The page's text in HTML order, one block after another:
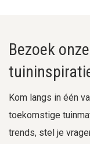
Bezoek
Kom langs in één
toekomstige
trends, stel je